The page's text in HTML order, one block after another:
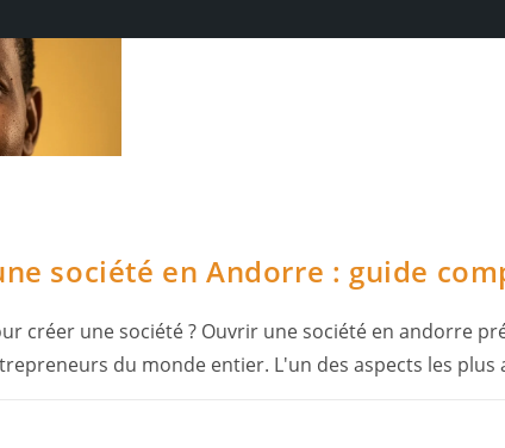
société en Andorre : guide
créer une société ? Ouvrir une société en andorre
du monde entier. L'un des aspects les